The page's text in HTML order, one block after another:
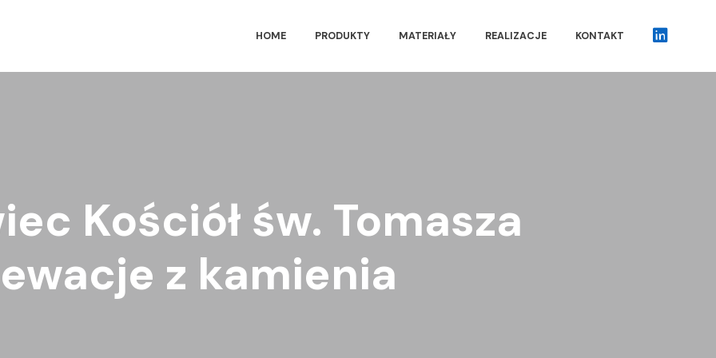
HOME PRODUKTY MATERIAŁY REALIZACJE KONTAKT IN
Kościół św. Tomasza
z kamienia